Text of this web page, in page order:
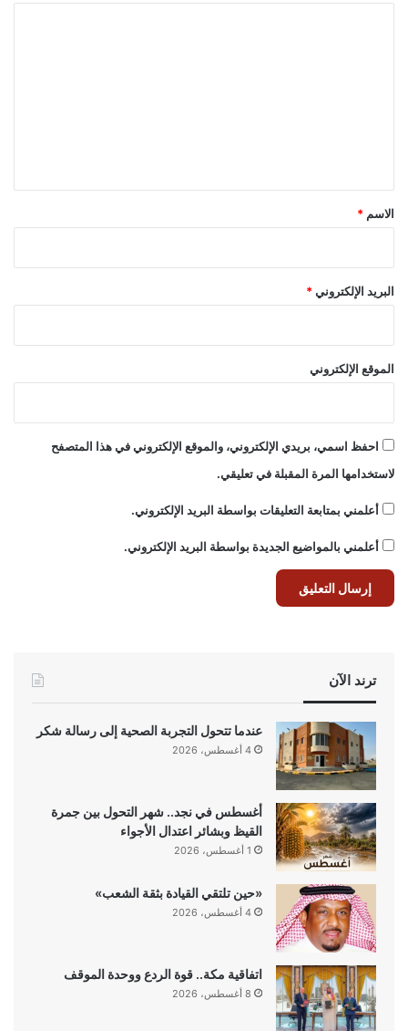
*
الاسم *
البريد الإلكتروني*
الموقع الإلكتروني
احفظ اسمي، بريدي الإلكتروني، والموقع الإلكتروني في هذا المتصفح
لاستخدامها المرة المقبلة في تعليقي.
أعلمني بمتابعة التعليقات بواسطة البريد الإلكتروني.
أعلمني بالمواضيع الجديدة بواسطة البريد الإلكتروني.
ترند الآن
عندما تتحول التجربة الصحية إلى رسالة شكر
4 أغسطس، 2026
أغسطس في نجد.. شهر التحول بين جمرة
القيظ وبشائر اعتدال الأجواء
1 أغسطس، 2026
«حين تلتقي القيادة بثقة الشعب»
4 أغسطس، 2026
اتفاقية مكة.. قوة الردع ووحدة الموقف
8 أغسطس، 2026